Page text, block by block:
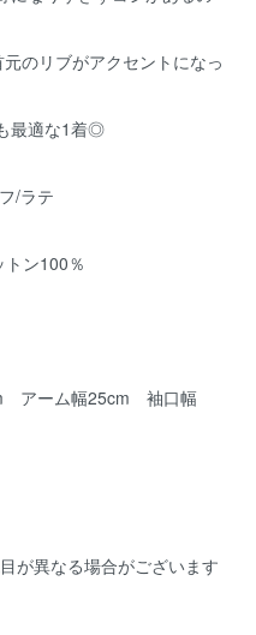
のリブがアクセントになっ
最適な1着◎
/ラテ
ン100％
アーム幅25cm 袖口幅
が異なる場合がございます